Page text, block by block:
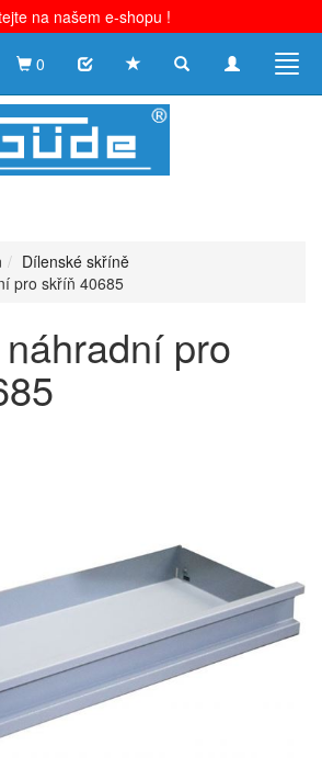
na našem e-shopu !
Toggle
Toggle
0
Dílenské skříně
pro skříň 40685
pro